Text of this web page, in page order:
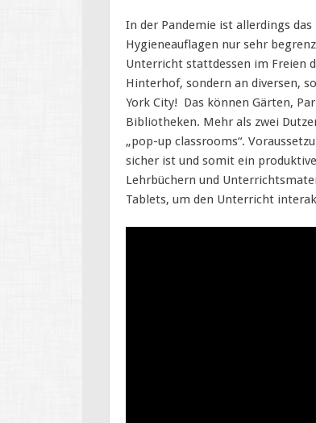
In der Pandemie ist allerdings
Hygieneauflagen nur sehr
Unterricht stattdessen im Freien
Hinterhof, sondern an diversen,
York City! Das können Gärten,
Bibliotheken. Mehr als zwei
„pop-up classrooms“.
sicher ist und somit ein
Lehrbüchern und
Tablets, um den Unterricht